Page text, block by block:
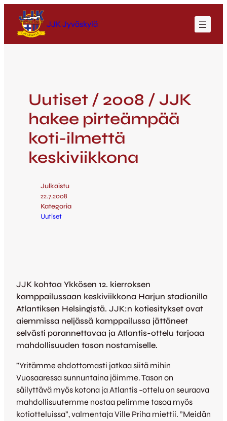
JJK Jyväskylä
Uutiset / 2008 / JJK
hakee pirteämpää
koti-ilmettä
keskiviikkona
Julkaistu
22.7.2008
Kategoria
Uutiset
JJK kohtaa Ykkösen 12. kierroksen
kamppailussaan keskiviikkona Harjun stadionilla
Atlantiksen Helsingistä. JJK:n kotiesitykset ovat
aiemmissa neljässä kamppailussa jättäneet
selvästi parannettavaa ja Atlantis-ottelu tarjoaa
mahdollisuuden tason nostamiselle.
”Yritämme ehdottomasti jatkaa siitä mihin
Vuosaaressa sunnuntaina jäimme. Tason on
säilyttävä myös kotona ja Atlantis -ottelu on seuraava
mahdollisuutemme nostaa pelimme tasoa myös
kotiotteluissa”, valmentaja Ville Priha miettii. ”Meidän